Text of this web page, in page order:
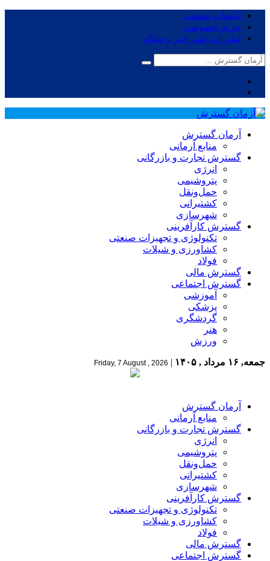
تبلیغات صنعتی
حریم خصوصی
مقررات نشر خبر و مقاله
آرمان گسترش
منابع آرمانی
گسترش تجارت و بازرگانی
انرژی
پتروشیمی
حمل‌و‌نقل
کشتیرانی
شهرسازی
گسترش کارآفرینی
تکنولوژی و تجهیزات صنعتی
کشاورزی و شیلات
فولاد
گسترش مالی
گسترش اجتماعی
آموزشی
پزشکی
گردشگری
هنر
ورزش
جمعه, ۱۶ مرداد , ۱۴۰۵ |
Friday, 7 August , 2026
آرمان گسترش
منابع آرمانی
گسترش تجارت و بازرگانی
انرژی
پتروشیمی
حمل‌و‌نقل
کشتیرانی
شهرسازی
گسترش کارآفرینی
تکنولوژی و تجهیزات صنعتی
کشاورزی و شیلات
فولاد
گسترش مالی
گسترش اجتماعی